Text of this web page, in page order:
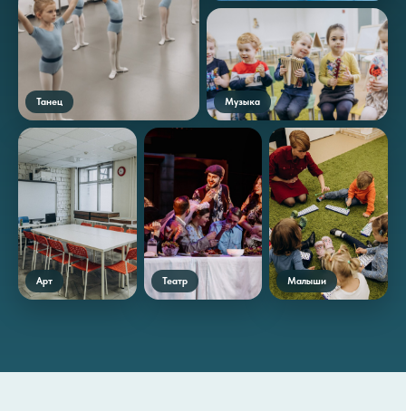
Танец Музыка
Арт Театр Малыши